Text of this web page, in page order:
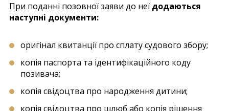
При поданні позовної заяви до неї додаються
наступні документи:
оригінал квитанції про сплату судового збору;
копія паспорта та ідентифікаційного коду
позивача;
копія свідоцтва про народження дитини;
копія свідоцтва про шлюб або копія рішення